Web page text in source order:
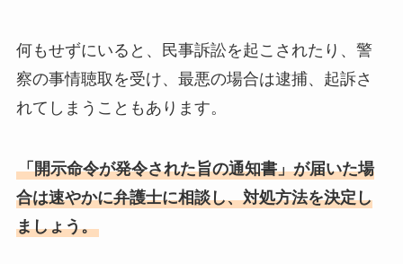
何もせずにいると、民事訴訟を起こされたり、警
察の事情聴取を受け、最悪の場合は逮捕、起訴さ
れてしまうこともあります。
「開示命令が発令された旨の通知書」が届いた場
合は速やかに弁護士に相談し、対処方法を決定し
ましょう。